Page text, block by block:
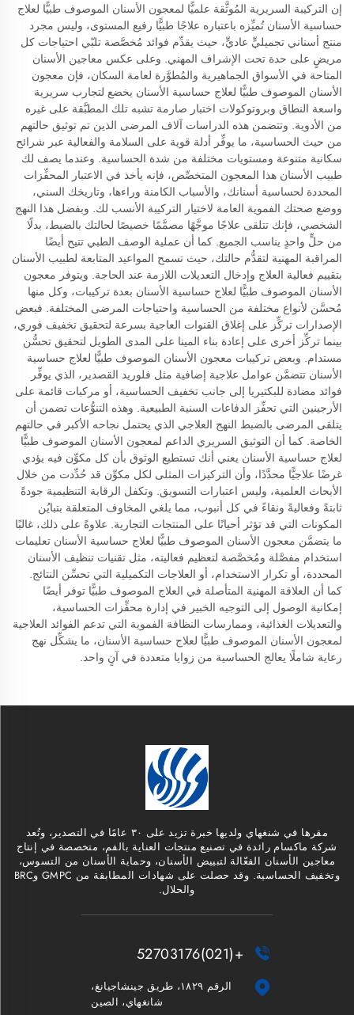
إن التركيبة السريرية المُوثَّقة علميًّا لمعجون الأسنان الموصوف طبيًّا لعلاج
حساسية الأسنان تُميِّزه باعتباره علاجًا طبيًّا رفيع المستوى، وليس مجرد
منتج أسناني تجميليٍّ عاديٍّ، حيث يقدِّم فوائد مُخصَّصة تلبّي احتياجات كل
مريضٍ على حدة تحت الإشراف المهني. وعلى عكس معاجين الأسنان
المتاحة في الأسواق الجماهيرية والمُطوَّرة لعامة السكان، فإن معجون
الأسنان الموصوف طبيًّا لعلاج حساسية الأسنان يخضع لتجارب سريرية
واسعة النطاق وبروتوكولات اختبار صارمة تشبه تلك المطبَّقة على غيره
من الأدوية. وتتضمن هذه الدراسات آلاف المرضى الذين تم توثيق حالتهم
من حيث الحساسية، ما يوفِّر أدلة قوية على السلامة والفعالية عبر شرائح
سكانية متنوعة ومستويات مختلفة من شدة الحساسية. وعندما يصف لك
طبيب الأسنان هذا المعجون المتخصِّص، فإنه يأخذ في الاعتبار المحفِّزات
المحددة لحساسية أسنانك، والأسباب الكامنة وراءها، وتاريخك السني،
ووضع صحتك الفموية العامة لاختيار التركيبة الأنسب لك. وبفضل هذا النهج
الشخصي، فإنك تتلقى علاجًا موجَّهًا مصمَّمًا خصيصًا لحالتك بالضبط، بدلًا
من حلٍّ واحدٍ يناسب الجميع. كما أن عملية الوصف الطبي تتيح أيضًا
المراقبة المهنية لتقدُّم حالتك، حيث تسمح المواعيد المتابعة لطبيب الأسنان
بتقييم فعالية العلاج وإدخال التعديلات اللازمة عند الحاجة. ويتوفر معجون
الأسنان الموصوف طبيًّا لعلاج حساسية الأسنان بعدة تركيبات، وكل منها
مُحسَّن لأنواع مختلفة من الحساسية واحتياجات المرضى المختلفة. فبعض
الإصدارات تركِّز على إغلاق القنوات العاجية بسرعة لتحقيق تخفيف فوري،
بينما تركِّز أخرى على إعادة بناء المينا على المدى الطويل لتحقيق تحسُّن
مستدام. وبعض تركيبات معجون الأسنان الموصوف طبيًّا لعلاج حساسية
الأسنان تتضمَّن عوامل علاجية إضافية مثل فلوريد القصدير، الذي يوفِّر
فوائد مضادة للبكتيريا إلى جانب تخفيف الحساسية، أو مركبات قائمة على
الأرجينين التي تحفِّز الدفاعات السنية الطبيعية. وهذه التنوُّعات تضمن أن
يتلقى المرضى بالضبط النهج العلاجي الذي يحتمل نجاحه الأكبر في حالتهم
الخاصة. كما أن التوثيق السريري الداعم لمعجون الأسنان الموصوف طبيًّا
لعلاج حساسية الأسنان يعني أنك تستطيع الوثوق بأن كل مكوِّن فيه يؤدي
غرضًا علاجيًّا محدَّدًا، وأن التركيزات المثلى لكل مكوِّن قد حُدِّدت من خلال
الأبحاث العلمية، وليس اعتبارات التسويق. وتكفل الرقابة التنظيمية جودةً
ثابتةً وفعاليةً ونقاءً في كل أنبوب، مما يلغي المخاوف المتعلقة بتبايُن
المكونات التي قد تؤثر أحيانًا على المنتجات التجارية. علاوةً على ذلك، غالبًا
ما يتضمَّن معجون الأسنان الموصوف طبيًّا لعلاج حساسية الأسنان تعليمات
استخدام مفصَّلة ومُخصَّصة لتعظيم فعاليته، مثل تقنيات تنظيف الأسنان
المحددة، أو تكرار الاستخدام، أو العلاجات التكميلية التي تحسِّن النتائج.
كما أن العلاقة المهنية المتأصلة في العلاج الموصوف طبيًّا توفر أيضًا
إمكانية الوصول إلى التوجيه الخبير في إدارة محفِّزات الحساسية،
والتعديلات الغذائية، وممارسات النظافة الفموية التي تدعم الفوائد العلاجية
لمعجون الأسنان الموصوف طبيًّا لعلاج حساسية الأسنان، ما يشكِّل نهج
رعاية شاملًا يعالج الحساسية من زوايا متعددة في آنٍ واحد.
مقرها في شنغهاي ولديها خبرة تزيد على ٣٠ عامًا في التصدير، وتُعد
شركة ماكسام رائدة في تصنيع منتجات العناية بالفم، متخصصة في إنتاج
معاجين الأسنان الفعّالة لتبييض الأسنان، وحماية الأسنان من التسوس،
وتخفيف الحساسية. وقد حصلت على شهادات المطابقة من GMPC وBRC
والحلال.

+(021)52703176

الرقم ١٨٢٩، طريق جينشاجيانغ،
شانغهاي، الصين